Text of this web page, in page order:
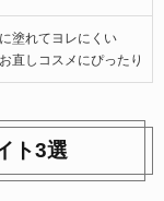
塗れてヨレにくい
直しコスメにぴったり
ト3選